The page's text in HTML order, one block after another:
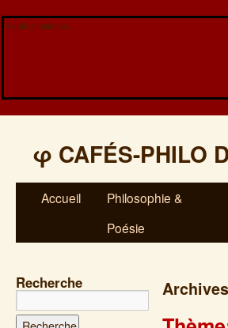
Veuillez patienter...
φ CAFÉS-PHILO
Accueil
Philosophie &
Poésie
Recherche